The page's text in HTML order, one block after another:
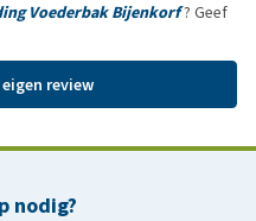
Voederbak Bijenkorf? Geef
review
nodig?